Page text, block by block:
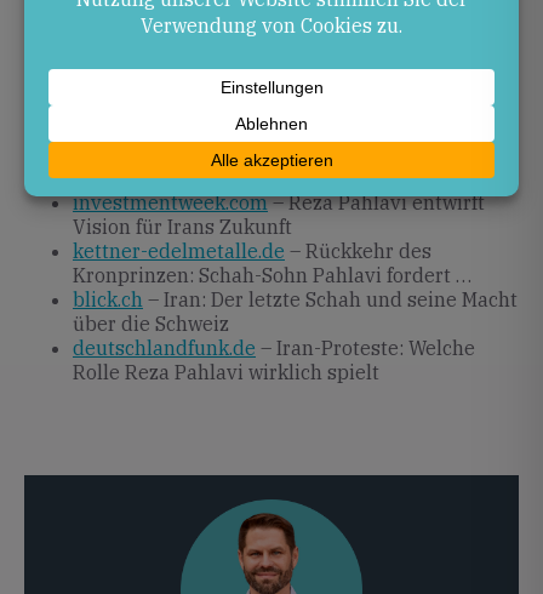
kündigt Rückkehr an
histoiresroyales.fr – Kronprinz Reza Pahlavi
bereitet seine Rückkehr in den …
investmentweek.com– Reza Pahlavi entwirft
Vision für Irans Zukunft
kettner-edelmetalle.de – Rückkehr des
Kronprinzen: Schah-Sohn Pahlavi fordert …
blick.ch – Iran: Der letzte Schah und seine Macht
über die Schweiz
deutschlandfunk.de – Iran-Proteste: Welche
Rolle Reza Pahlavi wirklich spielt